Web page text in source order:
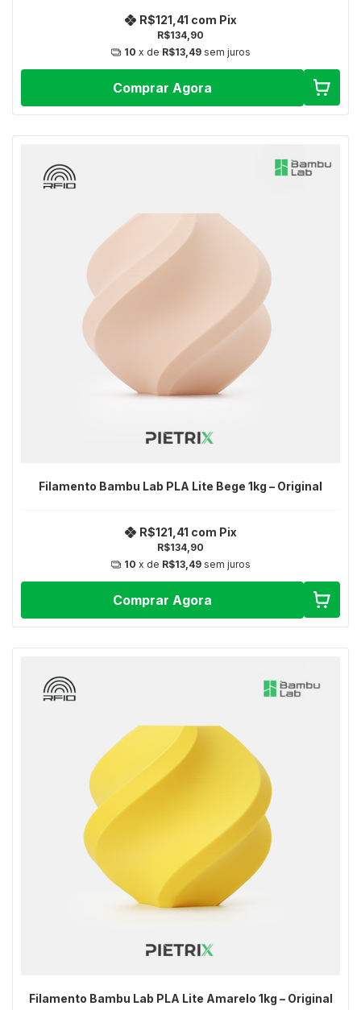
R$134,90
R$121,41 com Pix
10 x de R$13,49 sem juros
Comprar Agora
Filamento Bambu Lab PLA Lite Bege 1kg – Original
R$134,90
R$121,41 com Pix
10 x de R$13,49 sem juros
Comprar Agora
Filamento Bambu Lab PLA Lite Amarelo 1kg – Original